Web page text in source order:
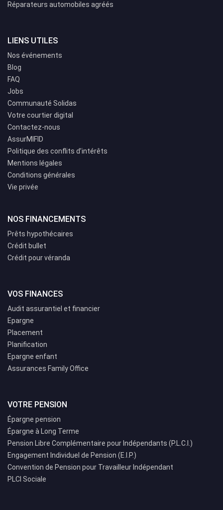
Réparateurs automobiles agréés
LIENS UTILES
Nos événements
Blog
FAQ
Jobs
Communauté Solidas
Votre courtier digital
Contactez-nous
AssurMIFID
Politique des conflits d’intérêts
Mentions légales
Conditions générales
Vie privée
NOS FINANCEMENTS
Prêts hypothécaires
Crédit bullet
Crédit pour véranda
VOS FINANCES
Audit assurantiel et financier
Epargne
Placement
Planification
Epargne enfant
Assurances Family Office
VOTRE PENSION
Épargne pension
Épargne à Long Terme
Pension Libre Complémentaire pour Indépendants (P.L.C.I.)
Engagement Individuel de Pension (E.I.P.)
Convention de Pension pour Travailleur Indépendant
PLCI Sociale